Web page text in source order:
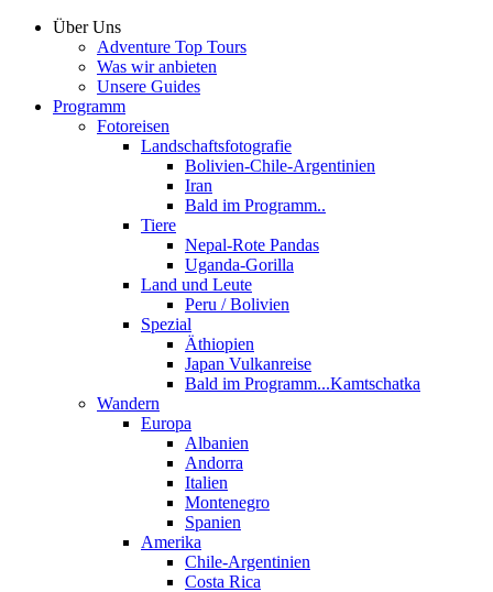
Über Uns
Adventure Top Tours
Was wir anbieten
Unsere Guides
Programm
Fotoreisen
Landschaftsfotografie
Bolivien-Chile-Argentinien
Iran
Bald im Programm..
Tiere
Nepal-Rote Pandas
Uganda-Gorilla
Land und Leute
Peru / Bolivien
Spezial
Äthiopien
Japan Vulkanreise
Bald im Programm...Kamtschatka
Wandern
Europa
Albanien
Andorra
Italien
Montenegro
Spanien
Amerika
Chile-Argentinien
Costa Rica